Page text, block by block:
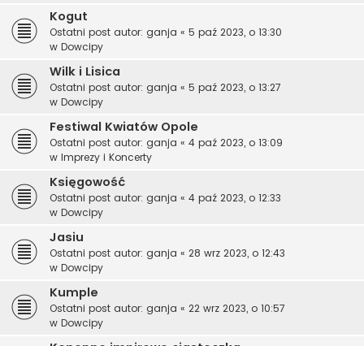
Kogut
Ostatni post autor: ganja « 5 paź 2023, o 13:30
w Dowcipy
Wilk i Lisica
Ostatni post autor: ganja « 5 paź 2023, o 13:27
w Dowcipy
Festiwal Kwiatów Opole
Ostatni post autor: ganja « 4 paź 2023, o 13:09
w Imprezy i Koncerty
Księgowość
Ostatni post autor: ganja « 4 paź 2023, o 12:33
w Dowcipy
Jasiu
Ostatni post autor: ganja « 28 wrz 2023, o 12:43
w Dowcipy
Kumple
Ostatni post autor: ganja « 22 wrz 2023, o 10:57
w Dowcipy